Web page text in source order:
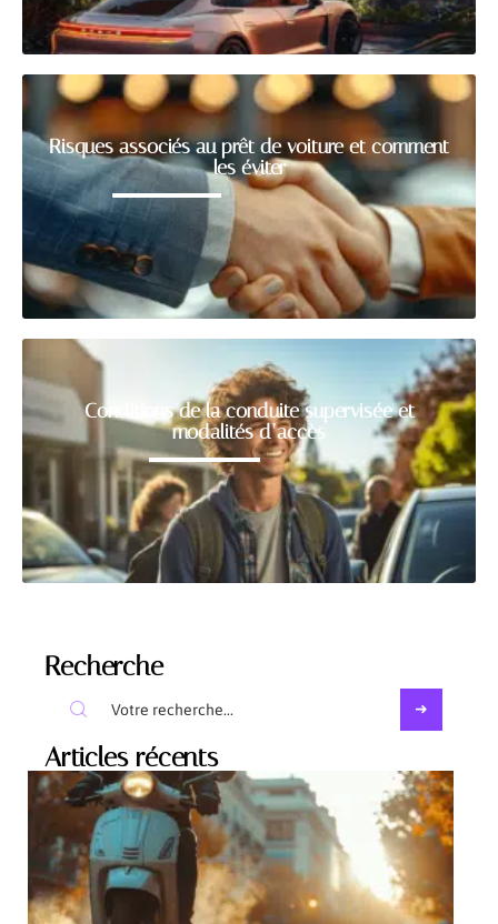
Risques associés au prêt de voiture et comment
les éviter
Conditions de la conduite supervisée et
modalités d’accès
Recherche
Articles récents